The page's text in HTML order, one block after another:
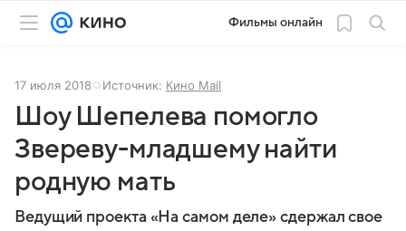
Фильмы онлайн
17 июля 2018 Источник: Кино Mail
Шоу Шепелева помогло
Звереву-младшему найти
родную мать
Ведущий проекта «На самом деле» сдержал свое